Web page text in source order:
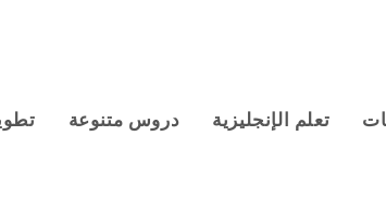
تعلم الإنجليزية دروس متنوعة